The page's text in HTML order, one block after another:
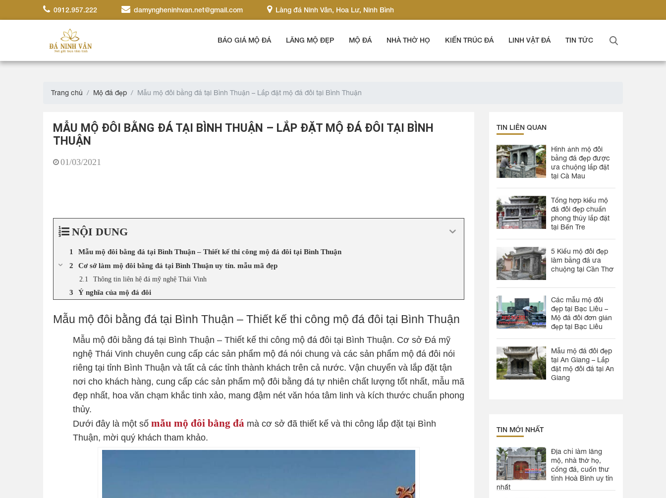
0912.957.222 damyngheninhvan.net@gmail.com Làng đá Ninh Vân, Hoa Lư, Ninh Bình
BÁO GIÁ MỘ ĐÁ LĂNG MỘ ĐẸP MỘ ĐÁ NHÀ THỜ HỌ KIẾN TRÚC ĐÁ LINH VẬT ĐÁ TIN TỨC
Trang chủ Mộ đá đẹp Mẫu mộ đôi bằng đá tại Bình Thuận – Lắp đặt mộ đá đôi tại Bình Thuận
MẪU MỘ ĐÔI BẰNG ĐÁ TẠI BÌNH THUẬN – LẮP ĐẶT MỘ ĐÁ ĐÔI TẠI BÌNH
THUẬN
01/03/2021
NỘI DUNG
Mẫu mộ đôi bằng đá tại Bình Thuận – Thiết kế thi công mộ đá đôi tại Bình Thuận
Cơ sở làm mộ đôi bằng đá tại Bình Thuận uy tín. mẫu mã đẹp
Thông tin liên hệ đá mỹ nghệ Thái Vinh
Ý nghĩa của mộ đá đôi
Mẫu mộ đôi bằng đá tại Bình Thuận – Thiết kế thi công mộ đá đôi tại Bình Thuận
Mẫu mộ đôi bằng đá tại Bình Thuận – Thiết kế thi công mộ đá đôi tại Bình Thuận. Cơ sở Đá mỹ
nghệ Thái Vinh chuyên cung cấp các sản phẩm mộ đá nói chung và các sản phẩm mộ đá đôi nói
riêng tại tỉnh Bình Thuận và tất cả các tỉnh thành khách trên cả nước. Vận chuyển và lắp đặt tận
nơi cho khách hàng, cung cấp các sản phẩm mộ đôi bằng đá tự nhiên chất lượng tốt nhất, mẫu mã
đẹp nhất, hoa văn chạm khắc tinh xảo, mang đậm nét văn hóa tâm linh và kích thước chuẩn phong
thủy.
Dưới đây là một số mẫu mộ đôi bằng đá mà cơ sở đã thiết kế và thi công lắp đặt tại Bình
Thuận, mời quý khách tham khảo.
TIN LIÊN QUAN
Hình ảnh mộ đôi
bằng đá đẹp được
ưa chuộng lắp đặt
tại Cà Mau
Tổng hợp kiểu mộ
đá đôi đẹp chuẩn
phong thủy lắp đặt
tại Bến Tre
5 Kiểu mộ đôi đẹp
làm bằng đá ưa
chuộng tại Cần Thơ
Các mẫu mộ đôi
đẹp tại Bạc Liêu –
Mộ đá đôi đơn giản
đẹp tại Bạc Liêu
Mẫu mộ đá đôi đẹp
tại An Giang – Lắp
đặt mộ đôi đá tại An
Giang
TIN MỚI NHẤT
Địa chỉ làm lăng
mộ, nhà thờ họ,
cổng đá, cuốn thư
tỉnh Hoà Bình uy tín
nhất